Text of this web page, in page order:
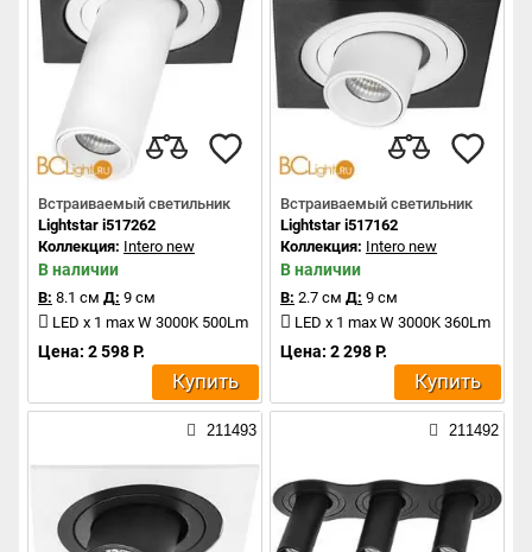
Встраиваемый светильник
Lightstar i517262
Коллекция: Intero new
В наличии
В: 8.1 см Д: 9 см
LED x 1 max W 3000K 500Lm
Цена: 2 598 Р.
Купить
Встраиваемый светильник
Lightstar i517162
Коллекция: Intero new
В наличии
В: 2.7 см Д: 9 см
LED x 1 max W 3000K 360Lm
Цена: 2 298 Р.
Купить
211493 211492